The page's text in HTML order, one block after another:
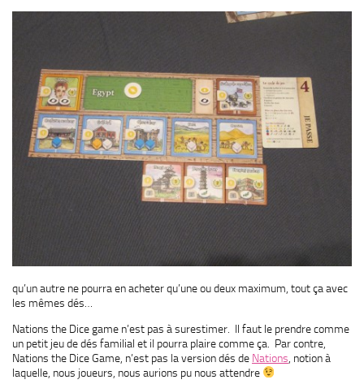
qu’un autre ne pourra en acheter qu’une ou deux maximum, tout ça avec
les mêmes dés…
Nations the Dice game n’est pas à surestimer. Il faut le prendre comme
un petit jeu de dés familial et il pourra plaire comme ça. Par contre,
Nations the Dice Game, n’est pas la version dés de Nations , notion à
laquelle, nous joueurs, nous aurions pu nous attendre